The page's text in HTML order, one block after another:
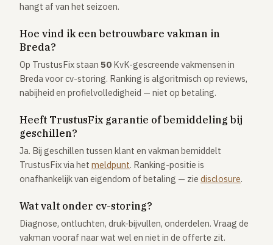
hangt af van het seizoen.
Hoe vind ik een betrouwbare vakman in
Breda?
Op TrustusFix staan 50 KvK-gescreende vakmensen in
Breda voor cv-storing. Ranking is algoritmisch op reviews,
nabijheid en profielvolledigheid — niet op betaling.
Heeft TrustusFix garantie of bemiddeling bij
geschillen?
Ja. Bij geschillen tussen klant en vakman bemiddelt
TrustusFix via het meldpunt. Ranking-positie is
onafhankelijk van eigendom of betaling — zie disclosure.
Wat valt onder cv-storing?
Diagnose, ontluchten, druk-bijvullen, onderdelen. Vraag de
vakman vooraf naar wat wel en niet in de offerte zit.